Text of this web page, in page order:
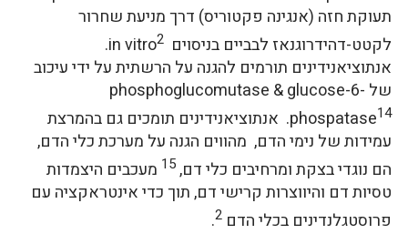
תעוקת חזה (אנגינה פקטוריס) דרך מניעת שחרור
לקטט-דהידרוגנאז לבביים בניסוים in vitro 2
.
אנתוציאנידינים תורמים להגנה על הרשתית על ידי עיכוב
של phosphoglucomutase & glucose-6-
phospatase14
. אנתוציאנידינים תומכים גם בהמרצת
עמידות של נימי הדם, מהווים הגנה על מערכת כלי הדם,
הם נוגדי בצקת ומרחיבים כלי דם,15 מעכבים היצמדות
טסיות דם והיווצרות קרישי דם, תוך כדי אינטראקציה עם
פרוסטגלנדינים בכלי הדם 2
.